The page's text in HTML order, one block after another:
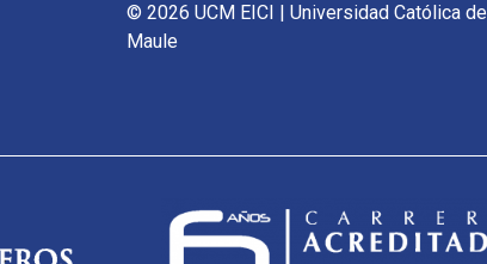
© 2026 UCM EICI | Universidad Católica del
Maule